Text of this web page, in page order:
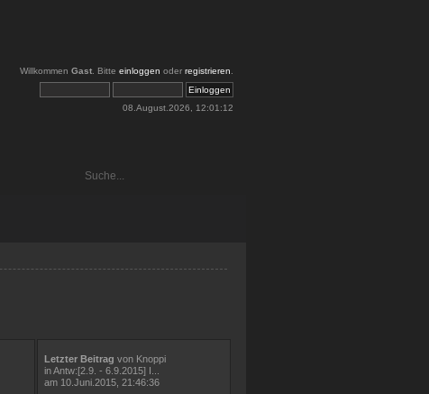
Willkommen Gast . Bitte einloggen oder registrieren
08.August.2026, 12:01:12
Letzter Beitrag von Knoppi
inAntw:[2.9. - 6.9.2015] I...
am 10.Juni.2015, 21:46:36